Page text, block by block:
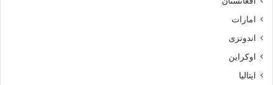
امارات
اندونزی
اوکراین
ایتالیا